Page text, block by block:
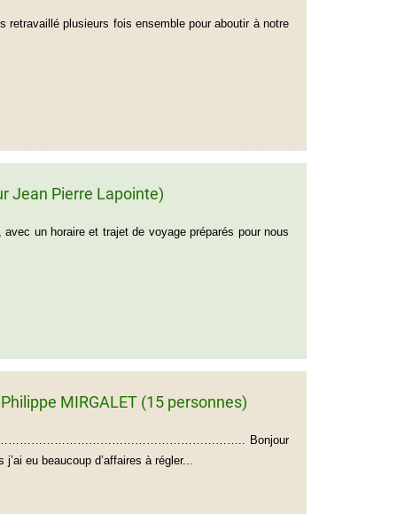
retravaillé plusieurs fois ensemble pour aboutir à notre
Jean Pierre Lapointe)
un horaire et trajet de voyage préparés pour nous
MIRGALET (15 personnes)
France ………………………………………………………….. Bonjour
eu beaucoup d’affaires à régler...